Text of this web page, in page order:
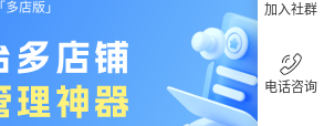
加入社群
电话咨询